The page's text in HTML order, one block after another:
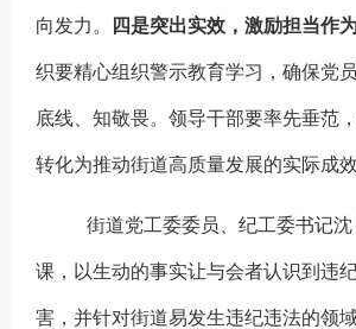
向发力。 四是突出实效，激励担当作为
织要精心组织警示教育学习，确保党
底线、知敬畏。领导干部要率先垂范
转化为推动街道高质量发展的实际成效
街道党工委委员、纪工委书记
课，以生动的事实让与会者认识到违
害，并针对街道易发生违纪违法的领